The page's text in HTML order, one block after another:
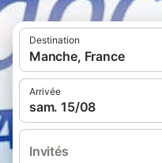
Destination
Manche, France
Arrivée
sam. 15/08
Invités